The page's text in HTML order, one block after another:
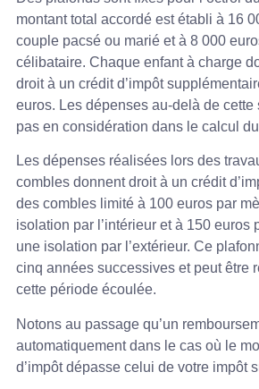
montant total accordé est établi à 16
couple pacsé ou marié et à 8 000
célibataire. Chaque enfant à charge
droit à un crédit d’impôt
euros. Les dépenses au-delà de cette
pas en considération dans le calcul du
Les dépenses réalisées lors des
combles donnent droit à un crédit
des combles limité à 100 euros par
isolation par l’intérieur et à 150 euros
une isolation par l’extérieur. Ce
cinq années successives et peut être
cette période écoulée.
Notons au passage qu’un
automatiquement dans le cas où le
d’impôt dépasse celui de votre impôt